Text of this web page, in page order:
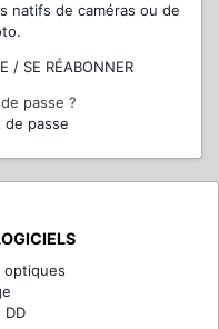
natifs de caméras ou de
/ SE RÉABONNER
passe ?
de passe
optiques
DD